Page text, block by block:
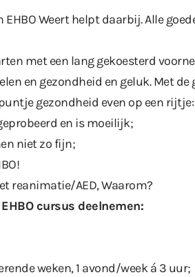
Weert helpt daarbij. Alle
met een lang gekoesterd
en gezondheid en geluk. Met de
gezondheid even op een rijtje:
en is moeilijk;
niet zo fijn;
reanimatie/AED, Waarom?
cursus deelnemen:
weken, 1 avond/week á 3 uur;